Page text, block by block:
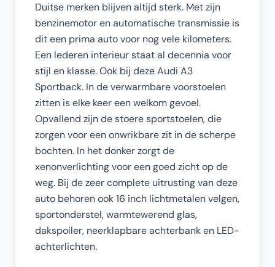
Duitse merken blijven altijd sterk. Met zijn
benzinemotor en automatische transmissie is
dit een prima auto voor nog vele kilometers.
Een lederen interieur staat al decennia voor
stijl en klasse. Ook bij deze Audi A3
Sportback. In de verwarmbare voorstoelen
zitten is elke keer een welkom gevoel.
Opvallend zijn de stoere sportstoelen, die
zorgen voor een onwrikbare zit in de scherpe
bochten. In het donker zorgt de
xenonverlichting voor een goed zicht op de
weg. Bij de zeer complete uitrusting van deze
auto behoren ook 16 inch lichtmetalen velgen,
sportonderstel, warmtewerend glas,
dakspoiler, neerklapbare achterbank en LED-
achterlichten.